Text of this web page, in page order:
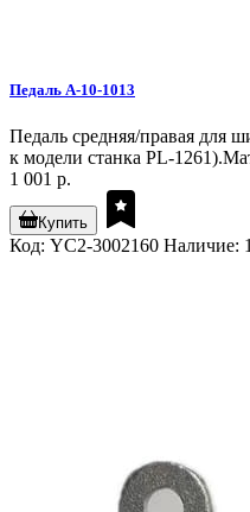
Педаль A-10-1013
Педаль средняя/правая для
к модели станка PL-
1 001 р.
Купить
Код: YC2-3002160 Наличие: